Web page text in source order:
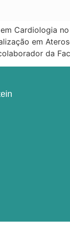
Cardiologia
em
da